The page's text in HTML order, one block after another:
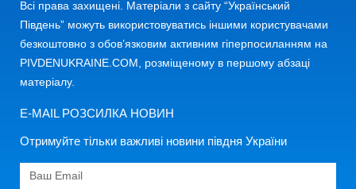
Всі права захищені. Матеріали з сайту “Український
Південь” можуть використовуватись іншими користувачами
безкоштовно з обов’язковим активним гіперпосиланням на
PIVDENUKRAINE.COM, розміщеному в першому абзаці
матеріалу.
E-MAIL РОЗСИЛКА НОВИН
Отримуйте тільки важливі новини півдня України